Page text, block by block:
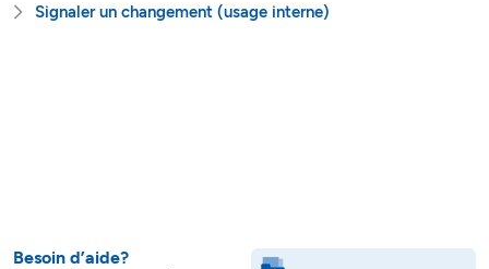
Signaler un changement (usage interne)
Besoin d’aide?